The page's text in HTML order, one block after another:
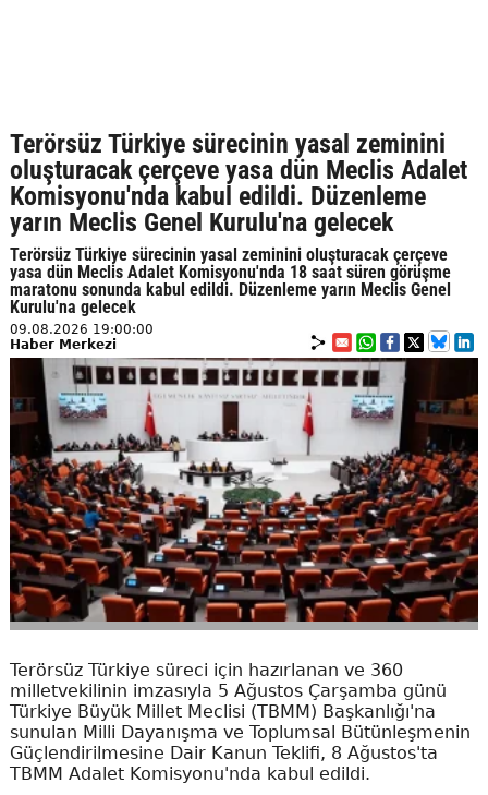
Terörsüz Türkiye sürecinin yasal zeminini
oluşturacak çerçeve yasa dün Meclis Adalet
Komisyonu'nda kabul edildi. Düzenleme
yarın Meclis Genel Kurulu'na gelecek
Terörsüz Türkiye sürecinin yasal zeminini oluşturacak çerçeve
yasa dün Meclis Adalet Komisyonu'nda 18 saat süren görüşme
maratonu sonunda kabul edildi. Düzenleme yarın Meclis Genel
Kurulu'na gelecek
09.08.2026 19:00:00
Haber Merkezi
Terörsüz Türkiye süreci için hazırlanan ve 360
milletvekilinin imzasıyla 5 Ağustos Çarşamba günü
Türkiye Büyük Millet Meclisi (TBMM) Başkanlığı'na
sunulan Milli Dayanışma ve Toplumsal Bütünleşmenin
Güçlendirilmesine Dair Kanun Teklifi, 8 Ağustos'ta
TBMM Adalet Komisyonu'nda kabul edildi.